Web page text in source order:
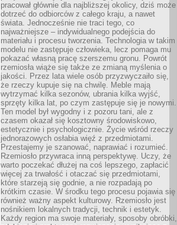
pracował głównie dla najbliższej okolicy, dziś może
dotrzeć do odbiorców z całego kraju, a nawet
świata. Jednocześnie nie traci tego, co
najważniejsze – indywidualnego podejścia do
materiału i procesu tworzenia. Technologia w takim
modelu nie zastępuje człowieka, lecz pomaga mu
pokazać własną pracę szerszemu gronu. Powrót
rzemiosła wiąże się także ze zmianą myślenia o
jakości. Przez lata wiele osób przyzwyczaiło się,
że rzeczy kupuje się na chwilę. Meble mają
wytrzymać kilka sezonów, ubrania kilka wyjść,
sprzęty kilka lat, po czym zastępuje się je nowymi.
Ten model był wygodny i z pozoru tani, ale z
czasem okazał się kosztowny środowiskowo,
estetycznie i psychologicznie. Życie wśród rzeczy
jednorazowych osłabia więź z przedmiotami.
Przestajemy je szanować, naprawiać i rozumieć.
Rzemiosło przywraca inną perspektywę. Uczy, że
warto poczekać dłużej na coś lepszego, zapłacić
więcej za trwałość i otaczać się przedmiotami,
które starzeją się godnie, a nie rozpadają po
krótkim czasie. W środku tego procesu pojawia się
również ważny aspekt kulturowy. Rzemiosło jest
nośnikiem lokalnych tradycji, technik i estetyk.
Każdy region ma swoje materiały, sposoby obróbki,